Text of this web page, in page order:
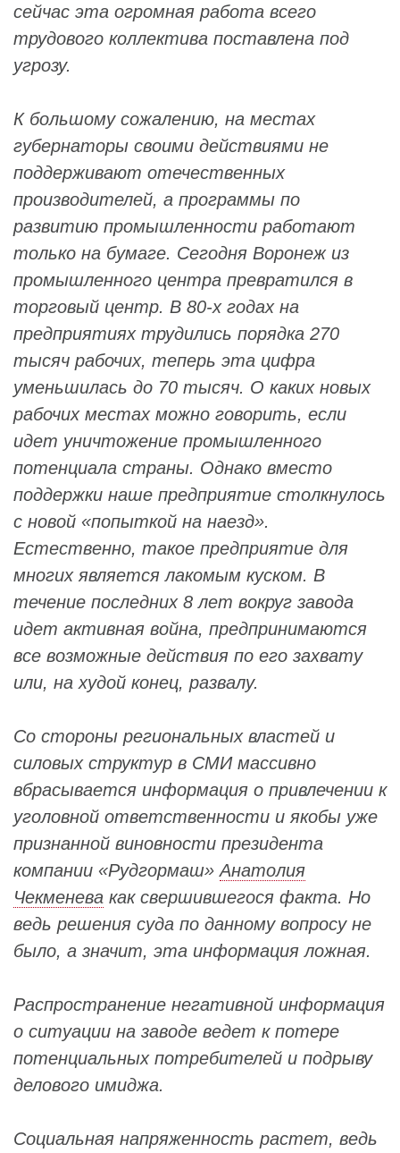
сейчас эта огромная работа всего
трудового коллектива поставлена под
угрозу.
К большому сожалению, на местах
губернаторы своими действиями не
поддерживают отечественных
производителей, а программы по
развитию промышленности работают
только на бумаге. Сегодня Воронеж из
промышленного центра превратился в
торговый центр. В 80-х годах на
предприятиях трудились порядка 270
тысяч рабочих, теперь эта цифра
уменьшилась до 70 тысяч. О каких новых
рабочих местах можно говорить, если
идет уничтожение промышленного
потенциала страны. Однако вместо
поддержки наше предприятие столкнулось
с новой «попыткой на наезд».
Естественно, такое предприятие для
многих является лакомым куском. В
течение последних 8 лет вокруг завода
идет активная война, предпринимаются
все возможные действия по его захвату
или, на худой конец, развалу.
Со стороны региональных властей и
силовых структур в СМИ массивно
вбрасывается информация о привлечении к
уголовной ответственности и якобы уже
признанной виновности президента
компании «Рудгормаш»Анатолия
Чекменева как свершившегося факта. Но
ведь решения суда по данному вопросу не
было, а значит, эта информация ложная.
Распространение негативной информация
о ситуации на заводе ведет к потере
потенциальных потребителей и подрыву
делового имиджа.
Социальная напряженность растет, ведь